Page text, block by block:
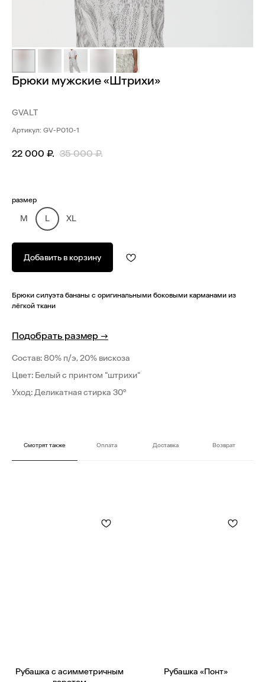
Брюки мужские «Штрихи»
GVALT
Артикул: GV-P010-1
22 000 ₽. 35 000 ₽.
размер
M L XL
Добавить в корзину
Брюки силуэта бананы с оригинальными боковыми карманами из
лёгкой ткани
Подобрать размер →
Состав: 80% п/э, 20% вискоза
Цвет: Белый с принтом "штрихи"
Уход: Деликатная стирка 30°
Смотрят также Оплата Доставка Возврат
Рубашка с асимметричным
Рубашка «Понт»